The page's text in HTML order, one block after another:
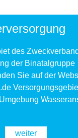
des
der Binatalgruppe
Sie auf der
weiter